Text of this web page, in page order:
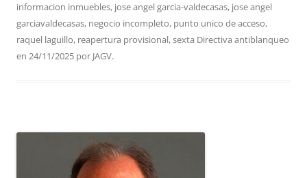
informacion inmuebles, jose angel garcia-valdecasas, jose angel
garciavaldecasas, negocio incompleto, punto unico de acceso,
raquel laguillo, reapertura provisional,sexta Directiva antiblanqueo
en 24/11/2025 por JAGV.